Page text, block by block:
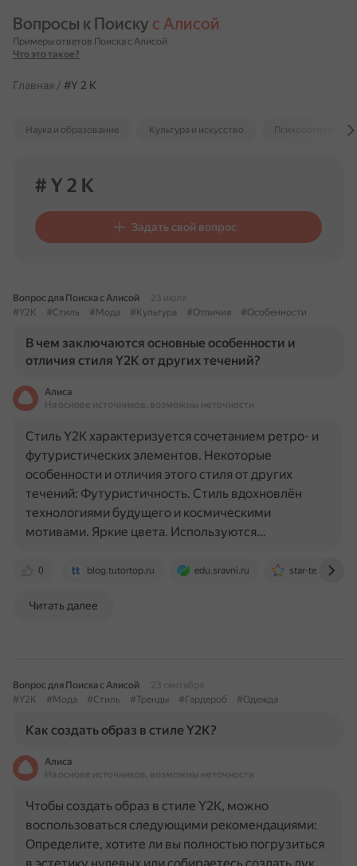
Вопросы к Поиску с Алисой
Примеры ответов Поиска с Алисой
Что это такое?
Главная / #Y 2 K
Наука и образование Культура и искусство Психология и
# Y 2 K
Задать свой вопрос
Вопрос для Поиска с Алисой
23 июля
#Y2K
#Стиль #Мода #Культура #Отличия #Особенности
В чем заключаются основные особенности и
отличия стиля Y2K от других течений?
Алиса
На основе источников, возможны неточности
0 blog.tutortop.ru edu.sravni.ru star-tex.ru
Стиль Y2K характеризуется сочетанием ретро- и
футуристических элементов. Некоторые
особенности и отличия этого стиля от других
течений: Футуристичность. Стиль вдохновлён
технологиями будущего и космическими
мотивами. Яркие цвета. Используются…
Читать далее
Вопрос для Поиска с Алисой
23 сентября
#Y2K
#Мода #Стиль #Тренды #Гардероб #Одежда
Как создать образ в стиле Y2K?
Алиса
На основе источников, возможны неточности
Чтобы создать образ в стиле Y2K, можно
воспользоваться следующими рекомендациями:
Определите, хотите ли вы полностью погрузиться